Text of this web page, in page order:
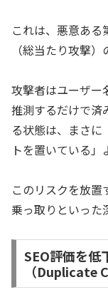
これは、悪意あ
（総当たり攻撃
攻撃者はユーザー
推測するだけで済
る状態は、まさ
トを置いている」
このリスクを放
乗っ取りといった
SEO評価を低
（Duplicate